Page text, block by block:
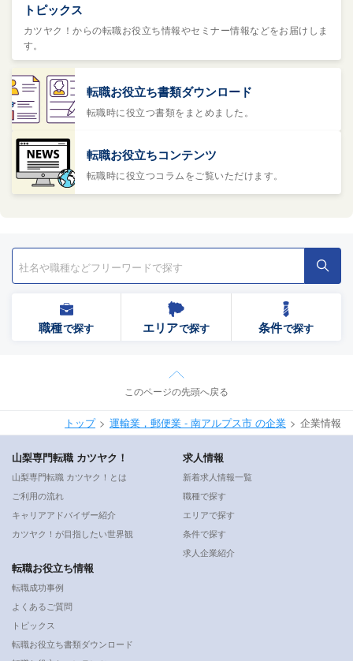
トピックス
カツヤク！からの転職お役立ち情報やセミナー情報などをお届けしま
す。
転職お役立ち書類ダウンロード
転職時に役立つ書類をまとめました。
転職お役立ちコンテンツ
転職時に役立つコラムをご覧いただけます。
職種で探す エリアで探す 条件で探す
このページの先頭へ戻る
トップ 運輸業，郵便業 - 南アルプス市 の企業 企業情報
山梨専門転職 カツヤク！
山梨専門転職 カツヤク！とは
ご利用の流れ
キャリアアドバイザー紹介
カツヤク！が目指したい世界観
求人情報
新着求人情報一覧
職種で探す
エリアで探す
条件で探す
求人企業紹介
転職お役立ち情報
転職成功事例
よくあるご質問
トピックス
転職お役立ち書類ダウンロード